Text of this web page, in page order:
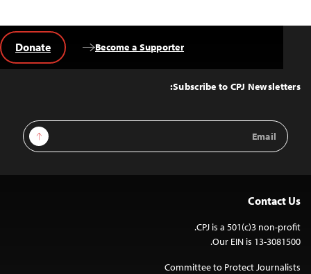
Top
Subscribe to CPJ Newsletters:
Email
Address
Sign Up
Become a Supporter
Donate
Contact Us
CPJ is a 501(c)3 non-profit.
Our EIN is 13-3081500.
Committee to Protect Journalists